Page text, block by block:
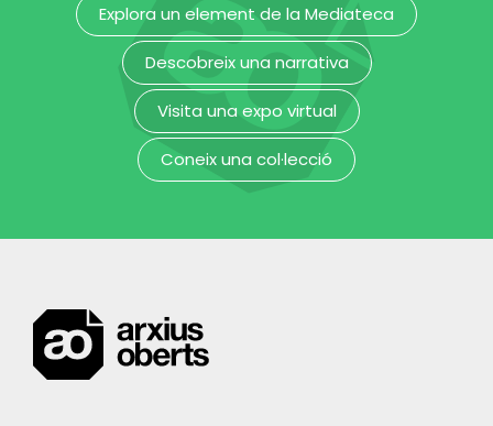
Explora un element de la Mediateca
Descobreix una narrativa
Visita una expo virtual
Coneix una col·lecció